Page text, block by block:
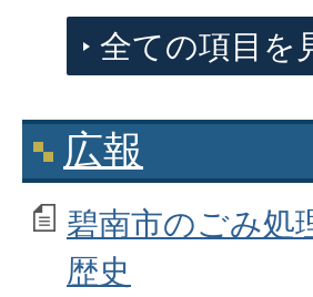
全ての項目を
広報
碧南市のごみ処
歴史